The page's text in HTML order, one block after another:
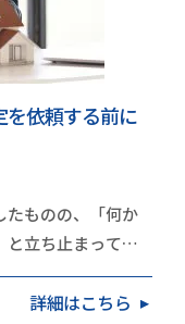
依頼する前に
たものの、「何か
と立ち止まってい
田谷区のマンシ…
詳細はこちら